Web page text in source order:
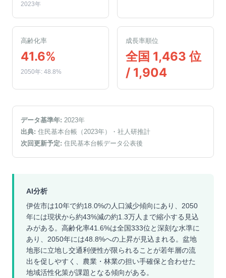
2023年
高齢化率
41.6%
2050年: 48.8%
成長率順位
全国 1,463 位
/ 1,904
データ基準年: 2023年
出典: 住民基本台帳（2023年）
・社人研推計
次回更新予定: 住民基本台帳データ公表後
AI分析
伊佐市は10年で約18.0%の人口減少傾向にあり、2050
年には現状から約43%減の約1.3万人まで縮小する見込
みがある。高齢化率41.6%は全国333位と深刻な水準に
あり、2050年には48.8%への上昇が見込まれる。盆地
地形に立地し交通利便性が限られることが若年層の流
出を促しやすく、農業・林業の担い手確保と合わせた
地域活性化策が課題となる傾向がある。